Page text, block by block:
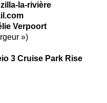
la-rivière
Verpoort
»)
3 Cruise Park Rise